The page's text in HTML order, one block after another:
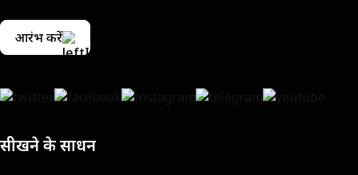
आरंभ करें
सीखने के साधन